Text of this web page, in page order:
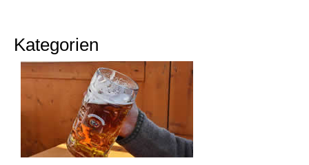
Kategorien